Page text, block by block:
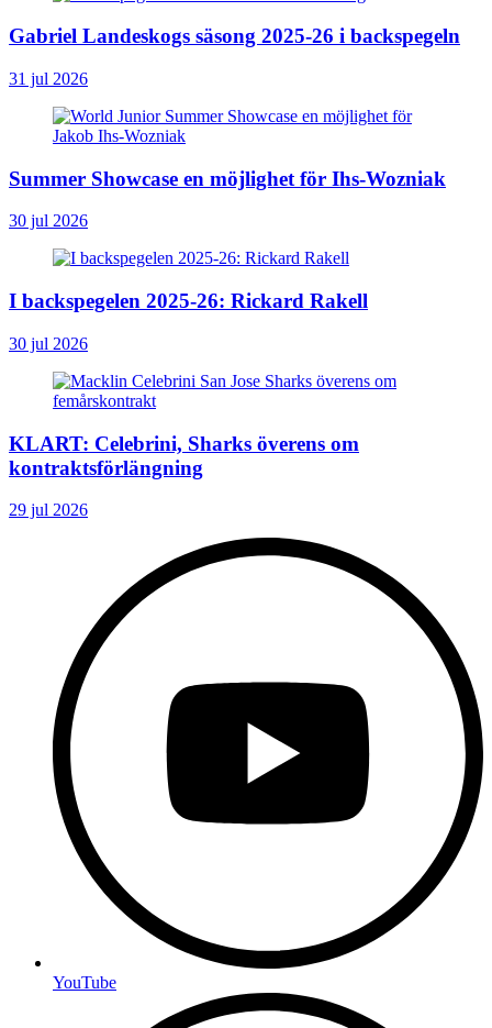
Gabriel Landeskogs säsong 2025-26 i backspegeln
31 jul 2026
Summer Showcase en möjlighet för Ihs-Wozniak
30 jul 2026
I backspegelen 2025-26: Rickard Rakell
30 jul 2026
KLART: Celebrini, Sharks överens om
kontraktsförlängning
29 jul 2026
YouTube